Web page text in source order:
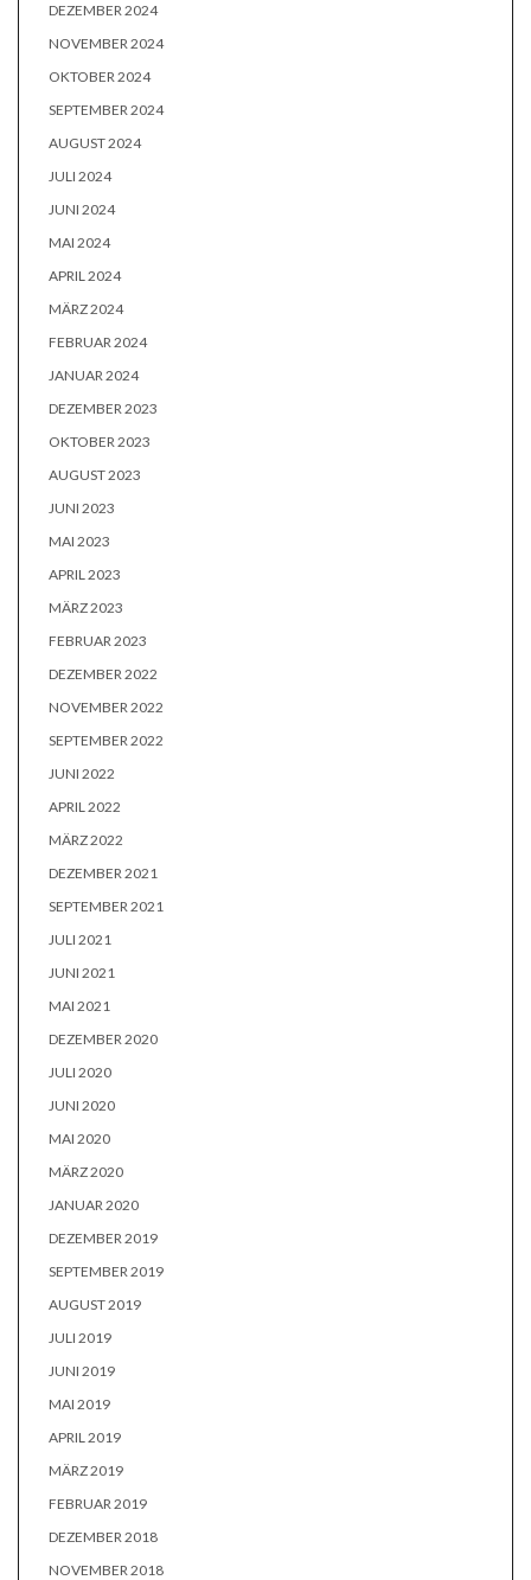
DEZEMBER 2024
NOVEMBER 2024
OKTOBER 2024
SEPTEMBER 2024
AUGUST 2024
JULI 2024
JUNI 2024
MAI 2024
APRIL 2024
MÄRZ 2024
FEBRUAR 2024
JANUAR 2024
DEZEMBER 2023
OKTOBER 2023
AUGUST 2023
JUNI 2023
MAI 2023
APRIL 2023
MÄRZ 2023
FEBRUAR 2023
DEZEMBER 2022
NOVEMBER 2022
SEPTEMBER 2022
JUNI 2022
APRIL 2022
MÄRZ 2022
DEZEMBER 2021
SEPTEMBER 2021
JULI 2021
JUNI 2021
MAI 2021
DEZEMBER 2020
JULI 2020
JUNI 2020
MAI 2020
MÄRZ 2020
JANUAR 2020
DEZEMBER 2019
SEPTEMBER 2019
AUGUST 2019
JULI 2019
JUNI 2019
MAI 2019
APRIL 2019
MÄRZ 2019
FEBRUAR 2019
DEZEMBER 2018
NOVEMBER 2018